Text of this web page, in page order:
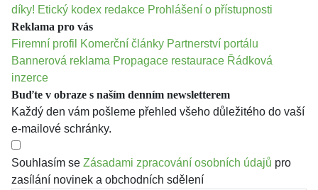
díky! Etický kodex redakce Prohlášení o přístupnosti
Reklama pro vás
Firemní profil
Komerční články Partnerství portálu
Bannerová reklama Propagace restaurace Řádková
inzerce
Buďte v obraze s naším denním newsletterem
Každý den vám pošleme přehled všeho důležitého do vaší
e-mailové schránky.
Souhlasím se Zásadami zpracování osobních údajů pro
zasílání novinek a obchodních sdělení